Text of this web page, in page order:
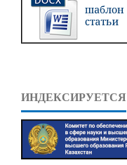
ИНДЕКСИРУЕТСЯ